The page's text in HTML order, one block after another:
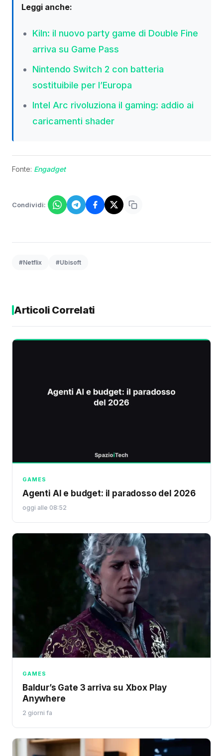
Leggi anche:
Kiln: il nuovo party game di Double Fine
arriva su Game Pass
Nintendo Switch 2 con batteria
sostituibile per l’Europa
Intel Arc rivoluziona il gaming: addio ai
caricamenti shader
Fonte: Engadget
Condividi:
#Netflix #Ubisoft
Articoli Correlati
GAMES
Agenti AI e budget: il paradosso del 2026
oggi alle 08:52
GAMES
Baldur’s Gate 3 arriva su Xbox Play
Anywhere
2 giorni fa